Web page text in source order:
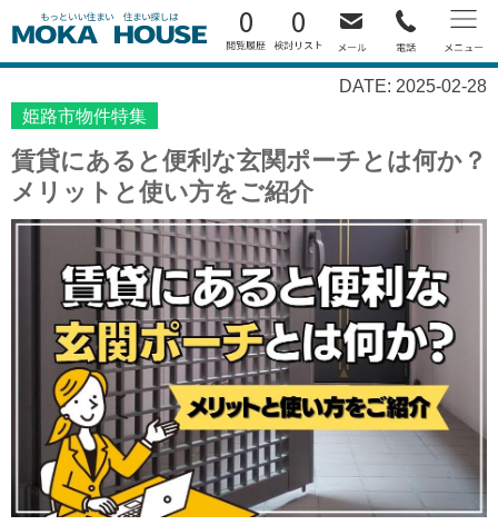
0 0
DATE: 2025-02-28
姫路市物件特集
賃貸にあると便利な玄関ポーチとは何か？
メリットと使い方をご紹介